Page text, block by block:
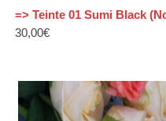
=> Teinte 01 Sumi Black
30,00€